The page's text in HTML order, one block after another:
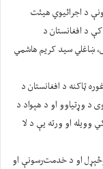
د اجرائیوي هیئت
د افغانستان د
ښاغلي سید کریم هاشمي
ټاکنه د افغانستان د
د وړتیاوو او د هېواد د
او ورته یې د لا
او د خدمت‌رسونې او